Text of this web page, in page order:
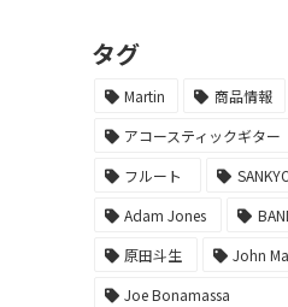
タグ
Martin 商品情報
アコースティックギター
フルート
Adam Jones
原田斗生
John
Joe Bonamassa